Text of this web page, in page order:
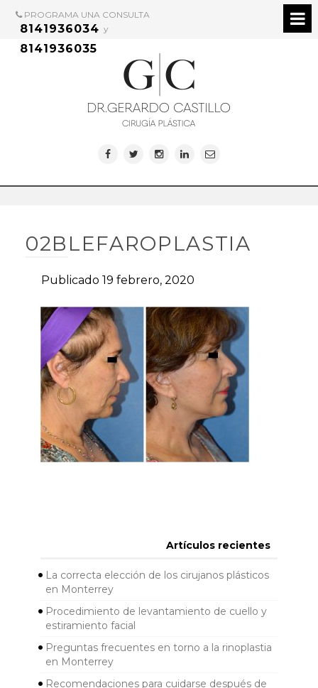
PROGRAMA UNA CONSULTA
8141936034 y
8141936035
02BLEFAROPLASTIA
Publicado 19 febrero, 2020
Artículos recientes
La correcta elección de los cirujanos plásticos
en Monterrey
Procedimiento de levantamiento de cuello y
estiramiento facial
Preguntas frecuentes en torno a la rinoplastia
en Monterrey
Recomendaciones para cuidarse después de